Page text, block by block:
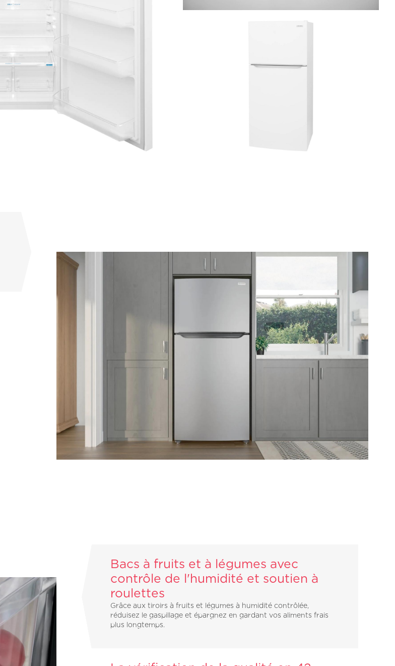
Bacs à fruits et à légumes avec
contrôle de l'humidité et soutien à
roulettes
Grâce aux tiroirs à fruits et légumes à humidité contrôlée,
réduisez le gaspillage et épargnez en gardant vos aliments frais
plus longtemps.